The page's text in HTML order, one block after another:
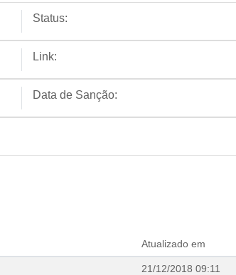
Status:
Link:
Data de Sanção:
Atualizado em
21/12/2018 09:11